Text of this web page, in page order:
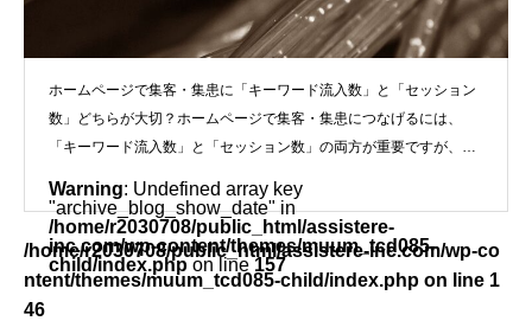
ホームページで集客・集患に「キーワード流入数」と「セッション
数」どちらが大切？ホームページで集客・集患につなげるには、
「キーワード流入数」と「セッション数」の両方が重要ですが、ど
Warning: Undefined array key
"archive_blog_show_date" in
/home/r2030708/public_html/assistere-
inc.com/wp-content/themes/muum_tcd085-
child/index.php on line 157
/home/r2030708/public_html/assistere-inc.com/wp-co
ntent/themes/muum_tcd085-child/index.php on line 1
46